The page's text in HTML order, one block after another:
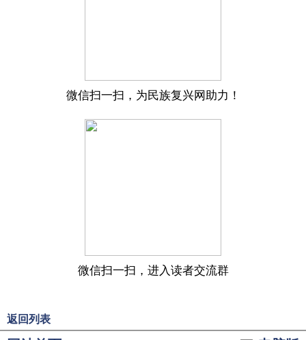
微信扫一扫，为民族复兴网助力！
微信扫一扫，进入读者交流群
返回列表